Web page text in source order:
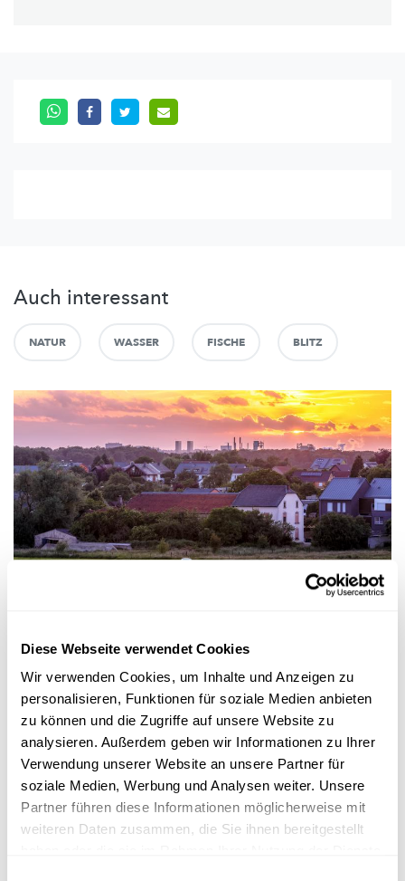
Diese Webseite verwendet Cookies
Wir verwenden Cookies, um Inhalte und Anzeigen zu
personalisieren, Funktionen für soziale Medien anbieten
zu können und die Zugriffe auf unsere Website zu
analysieren. Außerdem geben wir Informationen zu Ihrer
Verwendung unserer Website an unsere Partner für
soziale Medien, Werbung und Analysen weiter. Unsere
Partner führen diese Informationen möglicherweise mit
weiteren Daten zusammen, die Sie ihnen bereitgestellt
Auch interessant
NATUR WASSER FISCHE BLITZ
Firwat gëtt den Himmel owes rout?